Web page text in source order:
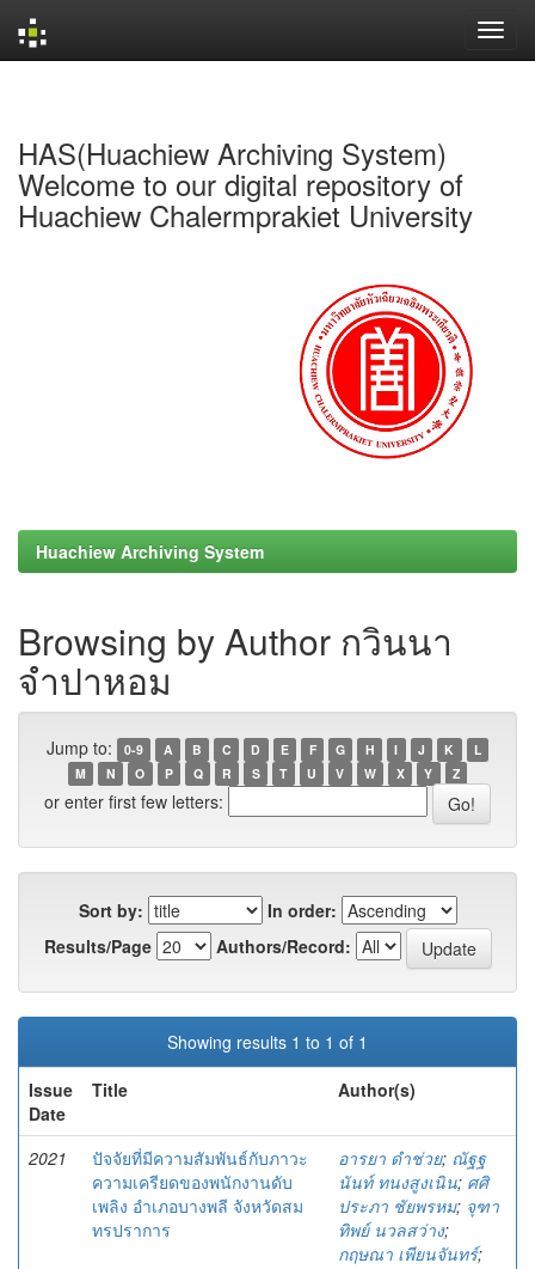
HAS(Huachiew Archiving System)
Welcome to our digital repository of
Huachiew Chalermprakiet University
Huachiew Archiving System
Browsing by Author กวินนา
จำปาหอม
Jump to: 0-9 A B C D E F G H I J K
L
M
N O P Q R S T U V W X Y Z
or enter first few letters:
Sort by:
In order:
Results/Page
Authors/Record:
Showing results 1 to 1 of 1
Issue
Date
Title Author(s)
2021
ปัจจัยที่มีความสัมพันธ์กับภาวะ
ความเครียดของพนักงานดับ
เพลิง อำเภอบางพลี จังหวัดสม
ทรปราการ
อารยา ดำช่วย; ณัฐฐ
นันท์ ทนงสูงเนิน; ศศิ
ประภา ชัยพรหม; จุฑา
ทิพย์ นวลสว่าง;
กฤษณา เพียนจันทร์;